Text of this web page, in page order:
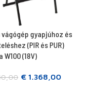
vágógép gyapjúhoz és
(PIR és PUR)
W100 (18V)
€ 1.368,00